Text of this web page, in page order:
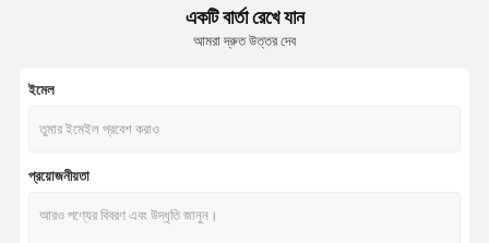
একটি বার্তা রেখে যান
আমরা দ্রুত উত্তর দেব
ইমেল
প্রয়োজনীয়তা